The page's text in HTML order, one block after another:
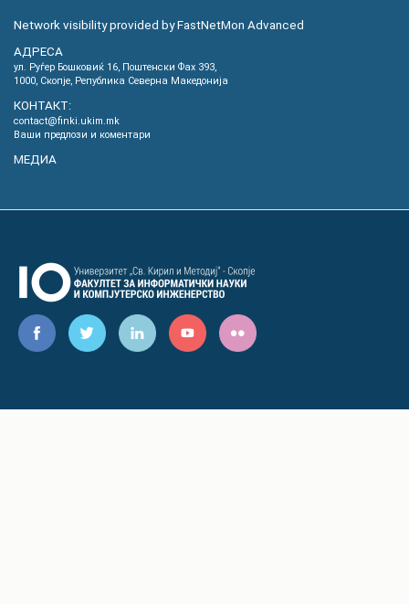
Network visibility provided by FastNetMon Advanced
АДРЕСА
ул. Руѓер Бошковиќ 16, Пoштенски Фах 393,
1000, Скопје, Република Северна Македонија
КОНТАКТ:
contact@finki.ukim.mk
Ваши предлози и коментари
МЕДИА